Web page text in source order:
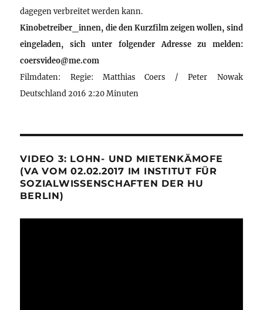
dagegen verbreitet werden kann.
Kinobetreiber_innen, die den Kurzfilm zeigen wollen, sind
eingeladen, sich unter folgender Adresse zu melden:
coersvideo@me.com
Filmdaten: Regie: Matthias Coers / Peter Nowak
Deutschland 2016 2:20 Minuten
VIDEO 3: LOHN- UND MIETENKÄMOFE
(VA VOM 02.02.2017 IM INSTITUT FÜR
SOZIALWISSENSCHAFTEN DER HU
BERLIN)